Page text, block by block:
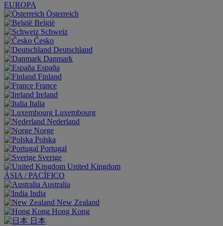
EUROPA
Österreich
België
Schweiz
Česko
Deutschland
Danmark
España
Finland
France
Ireland
Italia
Luxembourg
Nederland
Norge
Polska
Portugal
Sverige
United Kingdom
ÁSIA / PACÍFICO
Australia
India
New Zealand
Hong Kong
日本